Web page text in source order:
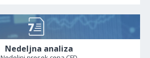
Nedeljna analiza